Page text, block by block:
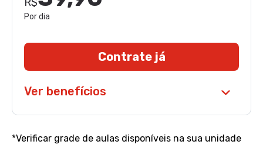
Por dia
Contrate já
Ver benefícios
*Verificar grade de aulas disponíveis na sua unidade